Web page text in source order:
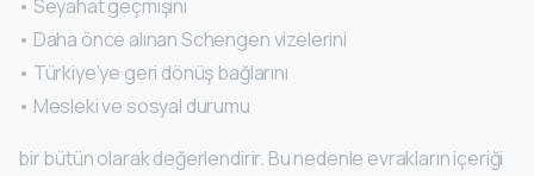
• Seyahat geçmişini
• Daha önce alınan Schengen vizelerini
• Türkiye’ye geri dönüş bağlarını
• Mesleki ve sosyal durumu
bir bütün olarak değerlendirir. Bu nedenle evrakların içeriği